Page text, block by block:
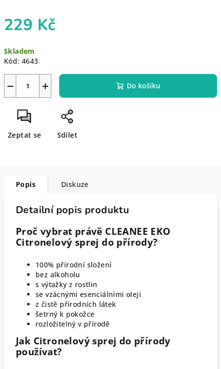
229 Kč
cena:
Skladem
Kód: 4643
+
− Do košíku
Zeptat se Sdílet
Popis Diskuze
Detailní popis produktu
Proč vybrat právě CLEANEE EKO
Citronelový sprej do přírody?
100% přírodní složení
bez alkoholu
s výtažky z rostlin
se vzácnými esenciálními oleji
z čistě přírodních látek
šetrný k pokožce
rozložitelný v přírodě
Jak Citronelový sprej do přírody
používat?